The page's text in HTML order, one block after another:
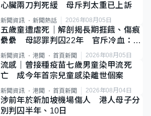
心臟兩刀判死緩 母斥判太重已上訴
新聞資訊 新聞熱話 2026年08月05日
五歲童遭虐死｜解剖揭長期捱餓、傷痕
纍纍 母認罪判囚22年 官斥冷血：同
類案最惡劣
新聞資訊 港聞 首頁新聞 2026年08月05日
流感｜曾接種疫苗七歲男童染甲流死
亡 成今年首宗兒童感染離世個案
新聞資訊 港聞 首頁新聞 2026年08月04日
涉前年於新加坡機場傷人 港人母子分
別判囚半年、10日